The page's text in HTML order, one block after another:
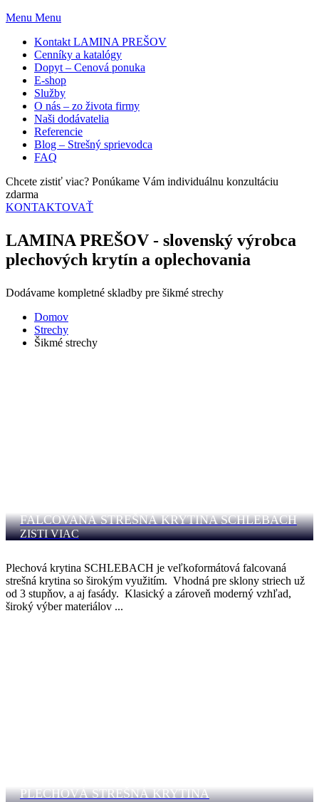
Menu Menu
Kontakt LAMINA PREŠOV
Cenníky a katalógy
Dopyt – Cenová ponuka
E-shop
Služby
O nás – zo života firmy
Naši dodávatelia
Referencie
Blog – Strešný sprievodca
FAQ
Chcete zistiť viac? Ponúkame Vám individuálnu konzultáciu
zdarma
KONTAKTOVAŤ
LAMINA PREŠOV - slovenský výrobca
plechových krytín a oplechovania
Dodávame kompletné skladby pre šikmé strechy
Domov
Strechy
Šikmé strechy
FALCOVANÁ STREŠNÁ KRYTINA SCHLEBACH
ZISTI VIAC
Plechová krytina SCHLEBACH je veľkoformátová falcovaná
strešná krytina so širokým využitím. Vhodná pre sklony striech už
od 3 stupňov, a aj fasády. Klasický a zároveň moderný vzhľad,
široký výber materiálov ...
PLECHOVÁ STREŠNÁ KRYTINA